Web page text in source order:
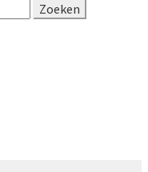
Zoeken